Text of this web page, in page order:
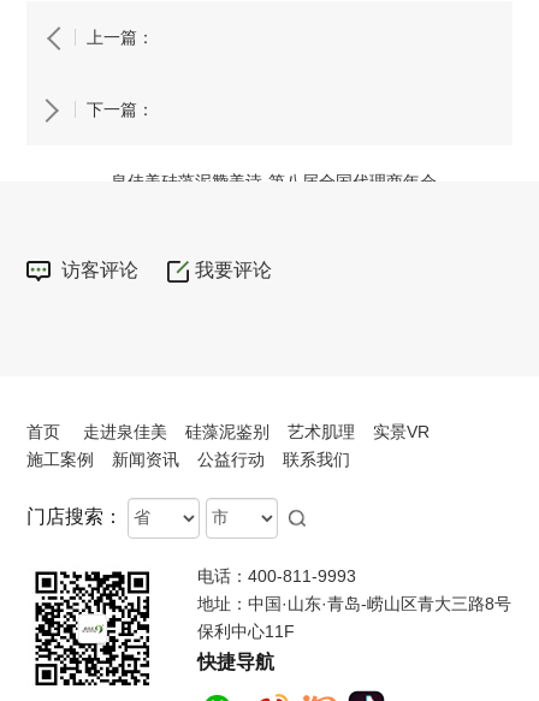
上一篇：
泉佳美硅藻泥签约泰康人寿 引领新健康时代
下一篇：
泉佳美硅藻泥赞美诗-第八届全国代理商年会
访客评论 我要评论
首页 走进泉佳美 硅藻泥鉴别 艺术肌理
实景VR
施工案例
新闻资讯 公益行动 联系我们
门店搜索： Province City
电话：400-811-9993
地址：中国·山东·青岛-崂山区青大三路8号
保利中心11F
快捷导航